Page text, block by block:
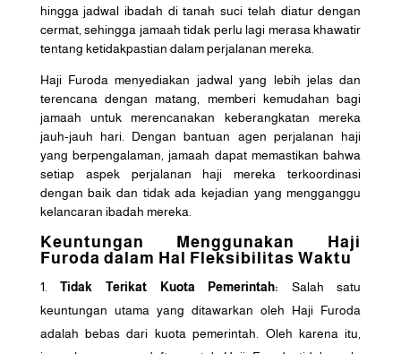
hingga jadwal ibadah di tanah suci telah diatur dengan
cermat, sehingga jamaah tidak perlu lagi merasa khawatir
tentang ketidakpastian dalam perjalanan mereka.
Haji Furoda menyediakan jadwal yang lebih jelas dan
terencana dengan matang, memberi kemudahan bagi
jamaah untuk merencanakan keberangkatan mereka
jauh-jauh hari. Dengan bantuan agen perjalanan haji
yang berpengalaman, jamaah dapat memastikan bahwa
setiap aspek perjalanan haji mereka terkoordinasi
dengan baik dan tidak ada kejadian yang mengganggu
kelancaran ibadah mereka.
Keuntungan Menggunakan Haji
Furoda dalam Hal Fleksibilitas Waktu
Tidak Terikat Kuota Pemerintah: Salah satu
keuntungan utama yang ditawarkan oleh Haji Furoda
adalah bebas dari kuota pemerintah. Oleh karena itu,